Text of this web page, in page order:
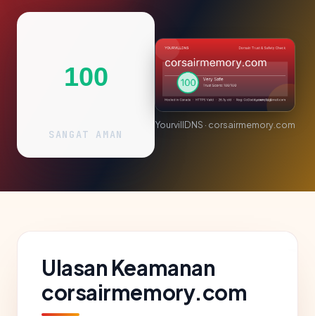
100
SANGAT AMAN
YourvillDNS · corsairmemory.com
Ulasan Keamanan
corsairmemory.com